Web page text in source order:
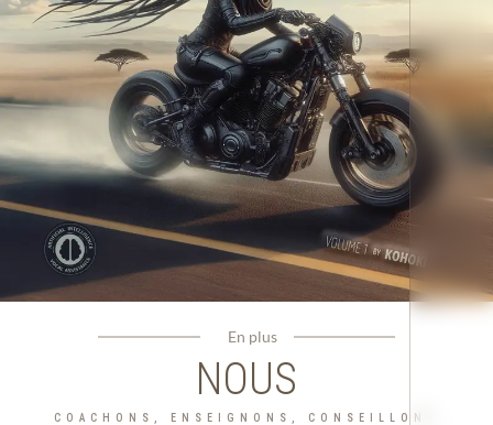
En plus
NOUS
COACHONS, ENSEIGNONS, CONSEILLONS